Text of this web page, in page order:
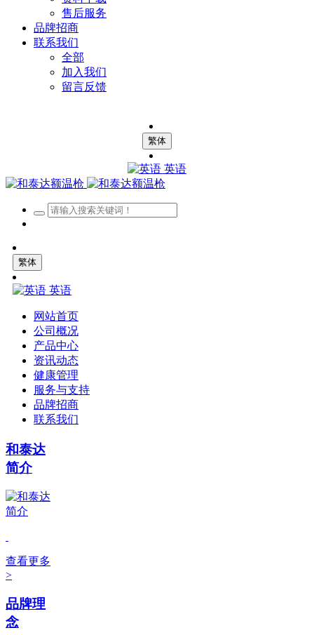
售后服务
品牌招商
联系我们
全部
加入我们
留言反馈
繁体
英语
繁体
英语
网站首页
公司概况
产品中心
资讯动态
健康管理
服务与支持
品牌招商
联系我们
和泰达
简介
查看更多
>
品牌理
念